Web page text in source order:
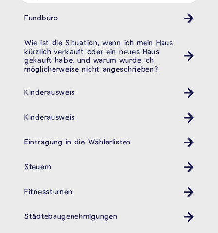
Fundbüro
Wie ist die Situation, wenn ich mein Haus
kürzlich verkauft oder ein neues Haus
gekauft habe, und warum wurde ich
möglicherweise nicht angeschrieben?
Kinderausweis
Kinder Ausweis ID
Kinderausweis
Kinder Ausweis ID
Eintragung in die Wählerlisten
Steuern
Fitnessturnen
Städtebaugenehmigungen